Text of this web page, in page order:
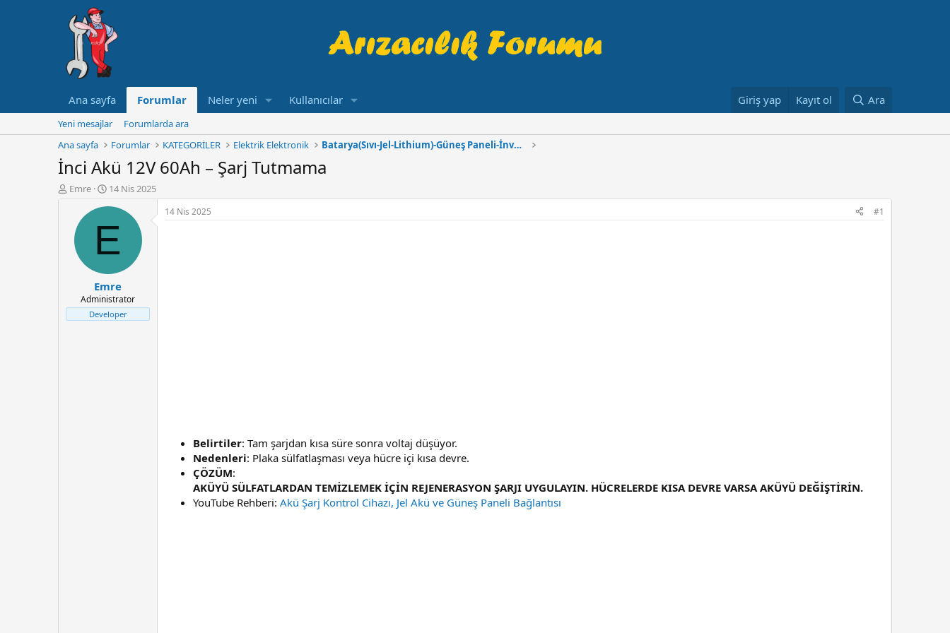
Ana sayfa Forumlar Neler yeni Kullanıcılar Giriş yap Kayıt ol Ara
Yeni mesajlar
Forumlarda ara
Ana sayfa
Forumlar KATEGORİLER Elektrik Elektronik Batarya(Sıvı-Jel-Lithium)-Güneş Paneli-İnverter
İnci Akü 12V 60Ah – Şarj Tutmama
K
Emre
B
l
a
n
ı
ç
t
a
14 Nis 2025
E
Emre
Administrator
Developer
14 Nis 2025 #1
Belirtiler: Tam şarjdan kısa süre sonra voltaj düşüyor.
Nedenleri: Plaka sülfatlaşması veya hücre içi kısa devre.
ÇÖZÜM:
AKÜYÜ SÜLFATLARDAN TEMİZLEMEK İÇİN REJENERASYON ŞARJI UYGULAYIN. HÜCRELERDE KISA DEVRE VARSA AKÜYÜ DEĞİŞTİRİN.
YouTube Rehberi: Akü Şarj Kontrol Cihazı, Jel Akü ve Güneş Paneli Bağlantısı